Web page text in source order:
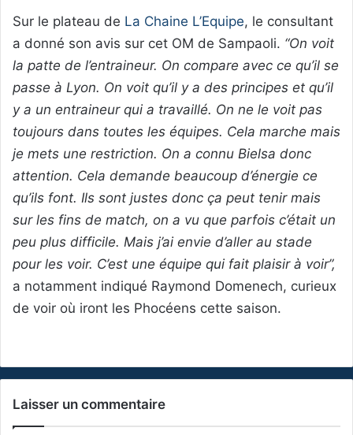
Sur le plateau de La Chaine L’Equipe, le consultant
a donné son avis sur cet OM de Sampaoli. “On voit
la patte de l’entraineur. On compare avec ce qu’il se
passe à Lyon. On voit qu’il y a des principes et qu’il
y a un entraineur qui a travaillé. On ne le voit pas
toujours dans toutes les équipes. Cela marche mais
je mets une restriction. On a connu Bielsa donc
attention. Cela demande beaucoup d’énergie ce
qu’ils font. Ils sont justes donc ça peut tenir mais
sur les fins de match, on a vu que parfois c’était un
peu plus difficile. Mais j’ai envie d’aller au stade
pour les voir. C’est une équipe qui fait plaisir à voir”,
a notamment indiqué Raymond Domenech, curieux
de voir où iront les Phocéens cette saison.
Laisser un commentaire